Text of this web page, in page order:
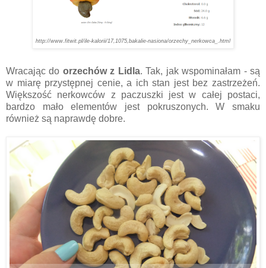
http://www.fitwit.pl/ile-kalorii/17,1075,bakalie-nasiona/orzechy_nerkowca_.html
Wracając do orzechów z Lidla. Tak, jak wspominałam - są
w miarę przystępnej cenie, a ich stan jest bez zastrzeżeń.
Większość nerkowców z paczuszki jest w całej postaci,
bardzo mało elementów jest pokruszonych. W smaku
również są naprawdę dobre.